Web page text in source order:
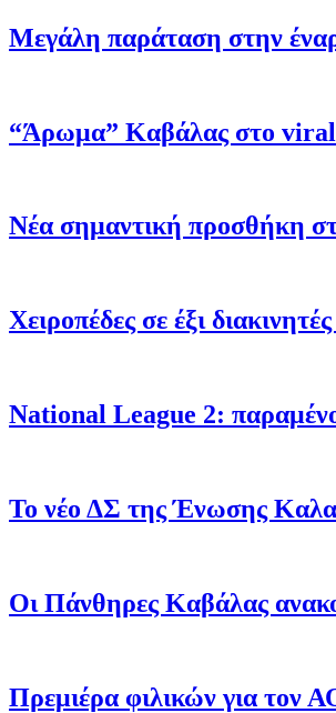
Μεγάλη παράταση στην
“Άρωμα” Καβάλας στο viral
Νέα σημαντική προσθήκη
Χειροπέδες σε έξι
Νational League 2:
Το νέο ΔΣ της Ένωσης
Οι Πάνθηρες Καβάλας
Πρεμιέρα φιλικών για τον